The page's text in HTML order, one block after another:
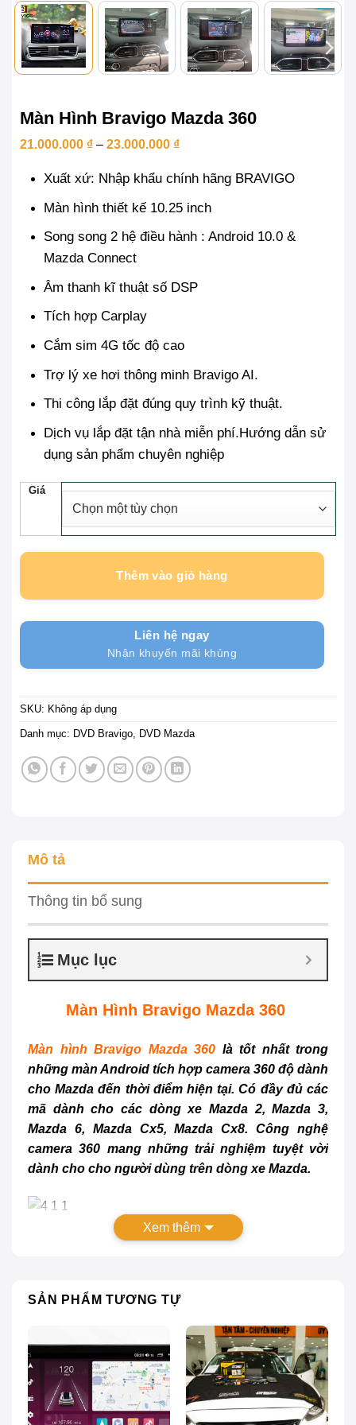
Màn Hình Bravigo Mazda 360
21.000.000 ₫ – 23.000.000 ₫Khoảng
21.000.000 ₫
23.000.000 ₫
Xuất xứ: Nhập khẩu chính hãng BRAVIGO
Màn hình thiết kế 10.25 inch
Song song 2 hệ điều hành : Android 10.0 &
Mazda Connect
Âm thanh kĩ thuật số DSP
Tích hợp Carplay
Cắm sim 4G tốc độ cao
Trợ lý xe hơi thông minh Bravigo AI.
Thi công lắp đặt đúng quy trình kỹ thuật.
Dịch vụ lắp đặt tận nhà miễn phí.Hướng dẫn sử
dụng sản phẩm chuyên nghiệp
Giá
Thêm vào giỏ hàng
Liên hệ ngay
Nhận khuyến mãi khủng
SKU: Không áp dụng
Danh mục: DVD Bravigo, DVD Mazda
Mô tả
Thông tin bổ sung
Mục lục
Màn Hình Bravigo Mazda 360
Màn hình Bravigo Mazda 360 là tốt nhất trong
những màn Android tích hợp camera 360 độ dành
cho Mazda đến thời điểm hiện tại. Có đầy đủ các
mã dành cho các dòng xe Mazda 2, Mazda 3,
Mazda 6, Mazda Cx5, Mazda Cx8. Công nghệ
camera 360 mang những trải nghiệm tuyệt vời
dành cho cho người dùng trên dòng xe Mazda.
Màn hình Bravigo 360
Màn hình Bravigo Mazda 360
nghệ ô tô mang tính đột phá mà nhiều thương hiệu
chú trọng phát triển, mang đến người dùng sự thoải
mái và an toàn nhất. Sản phẩm là sự kết hợp hoàn
hảo từ thiết kế cho đến công năng sử dụng.
Xem thêm
SẢN PHẨM TƯƠNG TỰ